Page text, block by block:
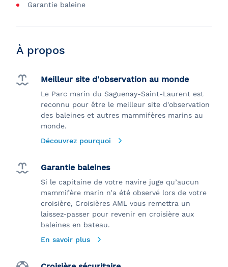
Garantie baleine
À propos
Meilleur site d'observation au monde
Le Parc marin du Saguenay-Saint-Laurent est
reconnu pour être le meilleur site d'observation
des baleines et autres mammifères marins au
monde.
Découvrez pourquoi
Garantie baleines
Si le capitaine de votre navire juge qu’aucun
mammifère marin n’a été observé lors de votre
croisière, Croisières AML vous remettra un
laissez-passer pour revenir en croisière aux
baleines en bateau.
En savoir plus